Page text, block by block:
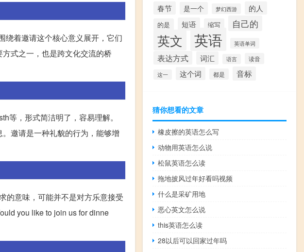
绕着邀请这个核心意义展开，它们
式之一，也是跨文化交流的桥
等，形式简洁明了，容易理解。
邀请是一种礼貌的行为，能够增
的意味，可能并不是对方乐意接受
you like to join us for dinne
春节 是一个 梦幻西游 的人
的是 短语 缩写 自己的
英文 英语 英语单词
表达方式 词汇 语言 读音
这一 这个词 都是 音标
猜你想看的文章
橡皮擦的英语怎么写
动物用英语怎么说
松鼠英语怎么读
拖地披风过年好看吗视频
什么是采矿用地
恶心英文怎么说
this英语怎么读
28以后可以回家过年吗